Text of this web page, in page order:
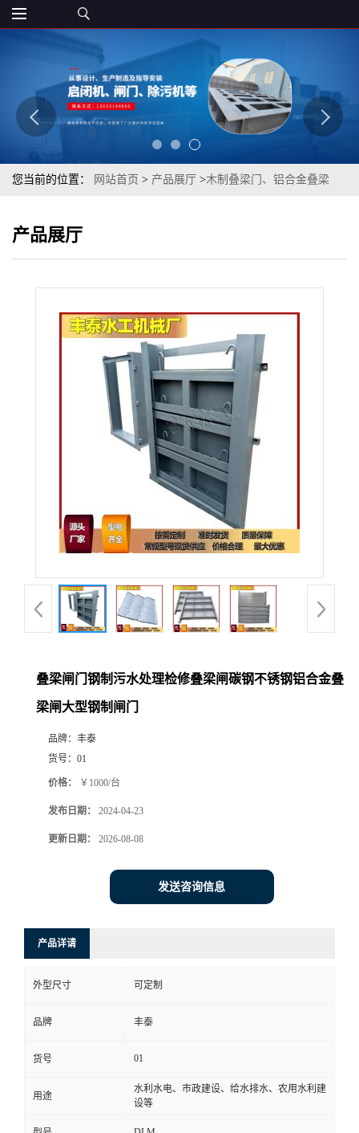
您当前的位置： 网站首页 > 产品展厅 >木制叠梁门、铝合金叠梁
合金叠梁闸大型钢制闸门
产品展厅
叠梁闸门钢制污水处理检修叠梁闸碳钢不锈钢铝合金叠
梁闸大型钢制闸门
品牌： 丰泰
货号： 01
价格： ￥1000/台
发布日期： 2024-04-23
更新日期： 2026-08-08
发送咨询信息
产品详请
外型尺寸 可定制
品牌 丰泰
货号 01
用途
水利水电、市政建设、给水排水、农用水利建
设等